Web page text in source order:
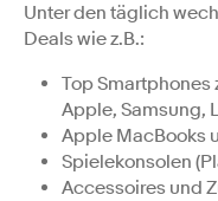
Unter den täglich
Deals wie z.B.:
Top Smartphones
Apple, Samsung,
Apple MacBooks
Spielekonsolen
Accessoires und